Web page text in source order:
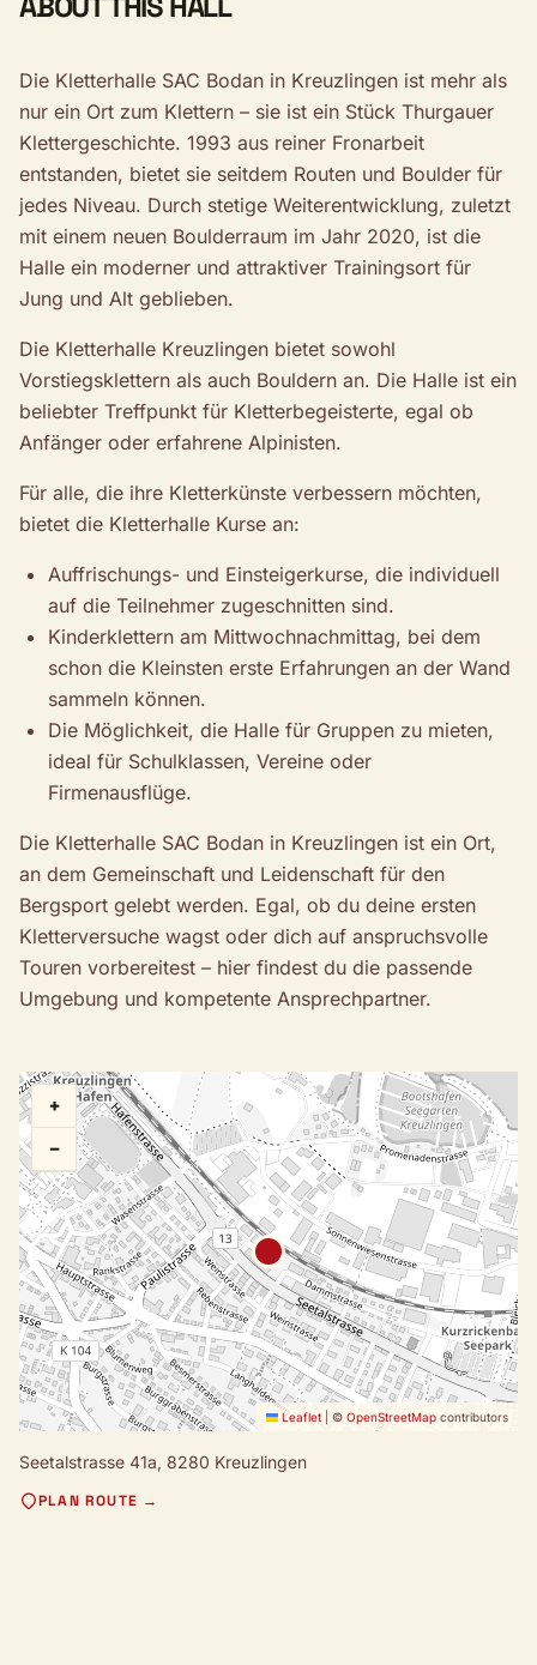
Die Kletterhalle SAC Bodan in Kreuzlingen ist mehr als
nur ein Ort zum Klettern – sie ist ein Stück Thurgauer
Klettergeschichte. 1993 aus reiner Fronarbeit
entstanden, bietet sie seitdem Routen und Boulder für
jedes Niveau. Durch stetige Weiterentwicklung, zuletzt
mit einem neuen Boulderraum im Jahr 2020, ist die
Halle ein moderner und attraktiver Trainingsort für
Jung und Alt geblieben.
Die Kletterhalle Kreuzlingen bietet sowohl
Vorstiegsklettern als auch Bouldern an. Die Halle ist ein
beliebter Treffpunkt für Kletterbegeisterte, egal ob
Anfänger oder erfahrene Alpinisten.
Für alle, die ihre Kletterkünste verbessern möchten,
bietet die Kletterhalle Kurse an:
Auffrischungs- und Einsteigerkurse, die individuell
auf die Teilnehmer zugeschnitten sind.
Kinderklettern am Mittwochnachmittag, bei dem
schon die Kleinsten erste Erfahrungen an der Wand
sammeln können.
Die Möglichkeit, die Halle für Gruppen zu mieten,
ideal für Schulklassen, Vereine oder
Firmenausflüge.
Die Kletterhalle SAC Bodan in Kreuzlingen ist ein Ort,
an dem Gemeinschaft und Leidenschaft für den
Bergsport gelebt werden. Egal, ob du deine ersten
Kletterversuche wagst oder dich auf anspruchsvolle
Touren vorbereitest – hier findest du die passende
Umgebung und kompetente Ansprechpartner.
+
−
Leaflet © OpenStreetMap contributors
Seetalstrasse 41a, 8280 Kreuzlingen
PLAN ROUTE →